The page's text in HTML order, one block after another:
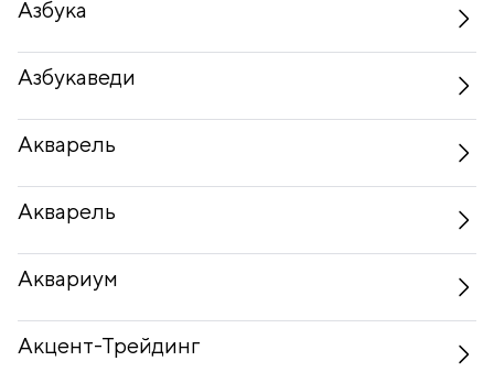
Азбука
Азбукаведи
Акварель
Акварель
Аквариум
Акцент-Трейдинг